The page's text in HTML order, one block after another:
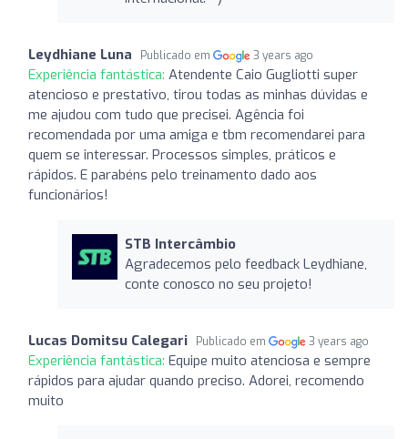
Leydhiane Luna Publicado em 3 years ago
Experiência fantástica: Atendente Caio Gugliotti super
atencioso e prestativo, tirou todas as minhas dúvidas e
me ajudou com tudo que precisei. Agência foi
recomendada por uma amiga e tbm recomendarei para
quem se interessar. Processos simples, práticos e
rápidos. E parabéns pelo treinamento dado aos
funcionários!
STB Intercâmbio
Agradecemos pelo feedback Leydhiane,
conte conosco no seu projeto!
Lucas Domitsu Calegari Publicado em 3 years ago
Experiência fantástica: Equipe muito atenciosa e sempre
rápidos para ajudar quando preciso. Adorei, recomendo
muito